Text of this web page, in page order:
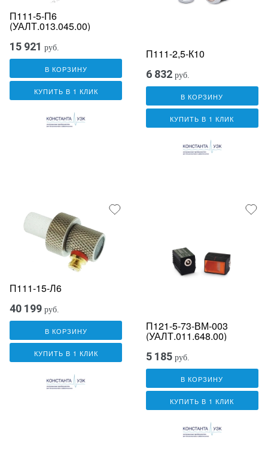
П111-5-П6
(УАЛТ.013.045.00)
15 921 руб.
В КОРЗИНУ
КУПИТЬ В 1 КЛИК
П111-2,5-К10
6 832 руб.
В КОРЗИНУ
КУПИТЬ В 1 КЛИК
П111-15-Л6
40 199 руб.
В КОРЗИНУ
КУПИТЬ В 1 КЛИК
П121-5-73-ВМ-003
(УАЛТ.011.648.00)
5 185 руб.
В КОРЗИНУ
КУПИТЬ В 1 КЛИК